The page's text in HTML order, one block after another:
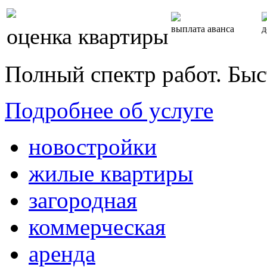
оценка квартиры выплата аванса
Полный спектр работ.
Подробнее об услуге
новостройки
жилые квартиры
загородная
коммерческая
аренда